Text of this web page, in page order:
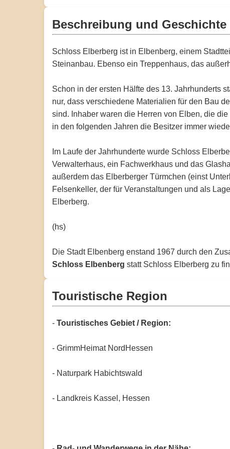
Beschreibung und Geschichte
Schloss Elberberg ist in Elbenberg, einem
Steinanbau. Ebenso ein Treppenhaus, das
Schon in der ersten Hälfte des 13. Jahrhunderts
nur, dass verschiedene Materialien für den Bau
sind. Inhaber waren die Herren von Elben, die
in den folgenden Jahren die Besitzer immer
Im Laufe der Jahrhunderte wurde Schloss
Verwalterhaus, ein Fachwerkhaus und das
außerdem das Elberberger Türmchen (einst
Felsenkeller, der für Veranstaltungen und als
Elberberg.
(hs)
Die Stadt Elbenberg enstand 1967 durch den
Schloss Elbenberg statt Schloss Elberberg zu
Touristische Region
- Touristisches Gebiet / Region:
- GrimmHeimat NordHessen
- Naturpark Habichtswald
- Landkreis Kassel, Hessen